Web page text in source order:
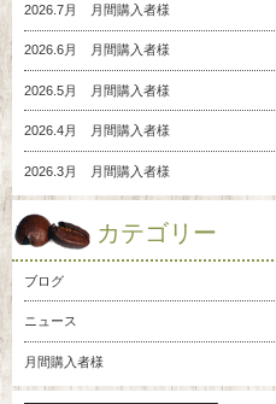
2026.7月 月間購入者様
2026.6月 月間購入者様
2026.5月 月間購入者様
2026.4月 月間購入者様
2026.3月 月間購入者様
カテゴリー
ブログ
ニュース
月間購入者様